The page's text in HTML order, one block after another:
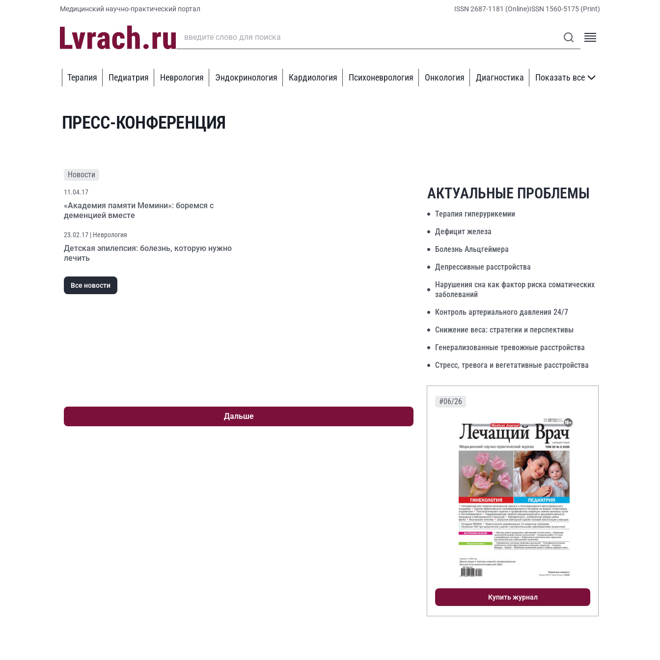
Медицинский научно-практический портал ISSN 2687-1181 (Online)ISSN 1560-5175 (Print)
Терапия Педиатрия Неврология Эндокринология Кардиология Психоневрология Онкология Диагностика Показать все
ПРЕСС-КОНФЕРЕНЦИЯ
Новости
11.04.17
«Академия памяти Мемини»: боремся с
деменцией вместе
23.02.17 | Неврология
Детская эпилепсия: болезнь, которую нужно
лечить
Все новости
Дальше
АКТУАЛЬНЫЕ ПРОБЛЕМЫ
Терапия гиперурикемии
Дефицит железа
Болезнь Альцгеймера
Депрессивные расстройства
Нарушения сна как фактор риска соматических
заболеваний
Контроль артериального давления 24/7
Снижение веса: стратегии и перспективы
Генерализованные тревожные расстройства
Стресс, тревога и вегетативные расстройства
#06/26
Купить журнал